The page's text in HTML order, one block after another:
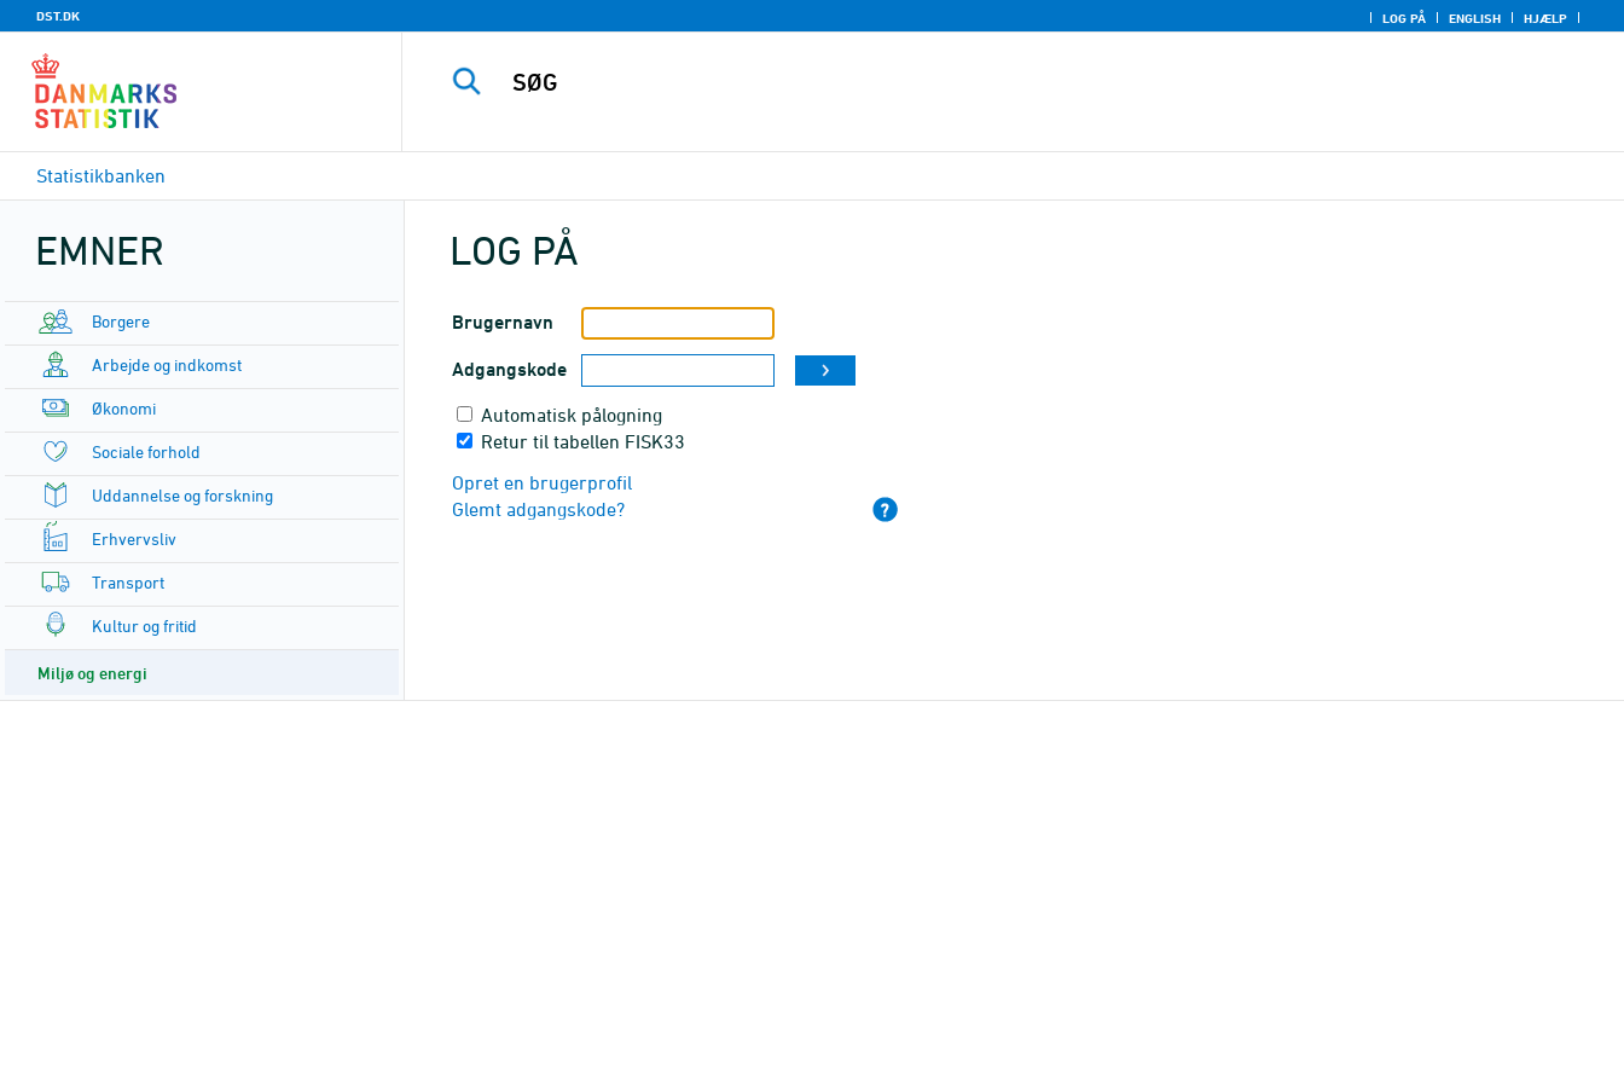
DST.DK LOG PÅ ENGLISH HJÆLP
Statistikbanken
EMNER
Borgere
Arbejde og indkomst
Økonomi
Sociale forhold
Uddannelse og forskning
Erhvervsliv
Transport
Kultur og fritid
Miljø og energi
LOG PÅ
Brugernavn
Adgangskode
Automatisk pålogning
Retur til tabellen FISK33
Opret en brugerprofil
Glemt adgangskode?